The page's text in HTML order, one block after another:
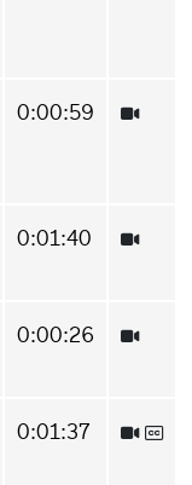
0:00:59
0:01:40
0:00:26
0:01:37